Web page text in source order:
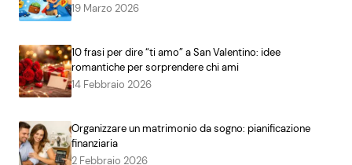
19 Marzo 2026
10 frasi per dire “ti amo” a San Valentino: idee
romantiche per sorprendere chi ami
14 Febbraio 2026
Organizzare un matrimonio da sogno: pianificazione
finanziaria
2 Febbraio 2026